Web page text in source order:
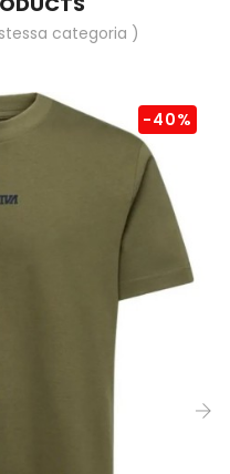
categoria )
-40%